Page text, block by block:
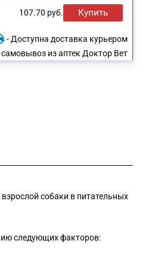
107.70 руб. Купить
- Доступна доставка курьером
из аптек Доктор Вет
собаки в питательных
следующих факторов: